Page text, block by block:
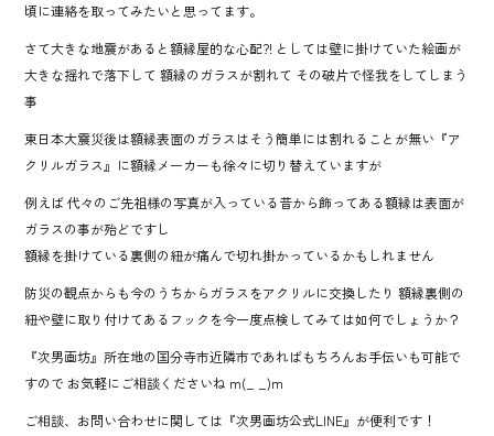
頃に連絡を取ってみたいと思ってます。
さて大きな地震があると額縁屋的な心配?! としては壁に掛けていた絵画が
大きな揺れで落下して 額縁のガラスが割れて その破片で怪我をしてしまう
事
東日本大震災後は額縁表面のガラスはそう簡単には割れることが無い『ア
クリルガラス』に額縁メーカーも徐々に切り替えていますが
例えば 代々のご先祖様の写真が入っている昔から飾ってある額縁は表面が
ガラスの事が殆どですし
額縁を掛けている裏側の紐が痛んで切れ掛かっているかもしれません
防災の観点からも今のうちからガラスをアクリルに交換したり 額縁裏側の
紐や壁に取り付けてあるフックを今一度点検してみては如何でしょうか？
『次男画坊』所在地の国分寺市近隣市であればもちろんお手伝いも可能で
すので お気軽にご相談くださいね m(_ _)m
ご相談、お問い合わせに関しては『次男画坊公式LINE』が便利です！